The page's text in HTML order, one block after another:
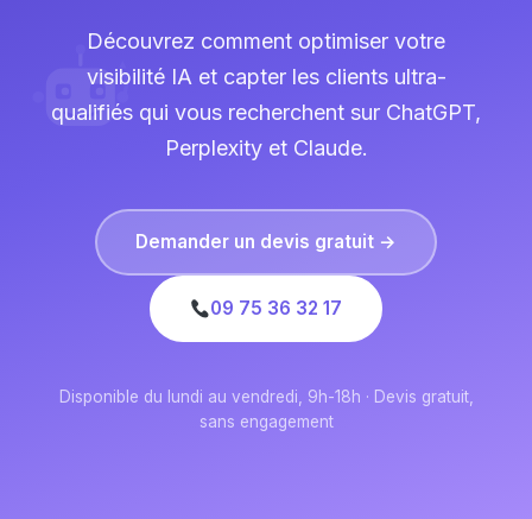
Découvrez comment optimiser votre
visibilité IA et capter les clients ultra-
qualifiés qui vous recherchent sur ChatGPT,
Perplexity et Claude.
Demander un devis gratuit →
09 75 36 32 17
Disponible du lundi au vendredi, 9h-18h · Devis gratuit,
sans engagement